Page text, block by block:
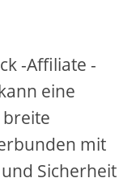
-Affiliate -
eine
breite
mit
Sicherheit